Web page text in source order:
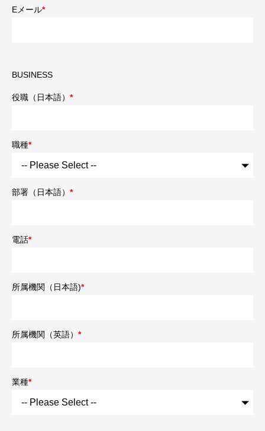
Eメール*
BUSINESS
役職（日本語） *
職種*
部署（日本語） *
電話*
所属機関（日本語)*
所属機関（英語） *
業種*